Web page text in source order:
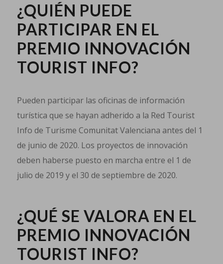
¿QUIÉN PUEDE
PARTICIPAR EN EL
PREMIO INNOVACIÓN
TOURIST INFO?
Pueden participar las oficinas de información
turística que se hayan adherido a la Red Tourist
Info de Turisme Comunitat Valenciana antes del 1
de junio de 2020. Los proyectos de innovación
deben haberse puesto en marcha entre el 1 de
julio de 2019 y el 30 de septiembre de 2020.
¿QUÉ SE VALORA EN EL
PREMIO INNOVACIÓN
TOURIST INFO?